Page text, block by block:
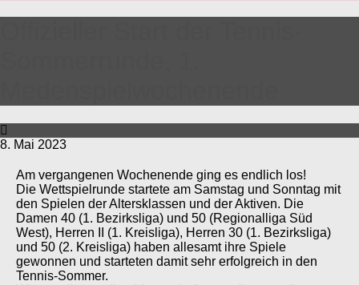
8. Mai 2023
Am vergangenen Wochenende ging es endlich los!
Die Wettspielrunde startete am Samstag und Sonntag mit
den Spielen der Altersklassen und der Aktiven. Die
Damen 40 (1. Bezirksliga) und 50 (Regionalliga Süd
West), Herren II (1. Kreisliga), Herren 30 (1. Bezirksliga)
und 50 (2. Kreisliga) haben allesamt ihre Spiele
gewonnen und starteten damit sehr erfolgreich in den
Tennis-Sommer.